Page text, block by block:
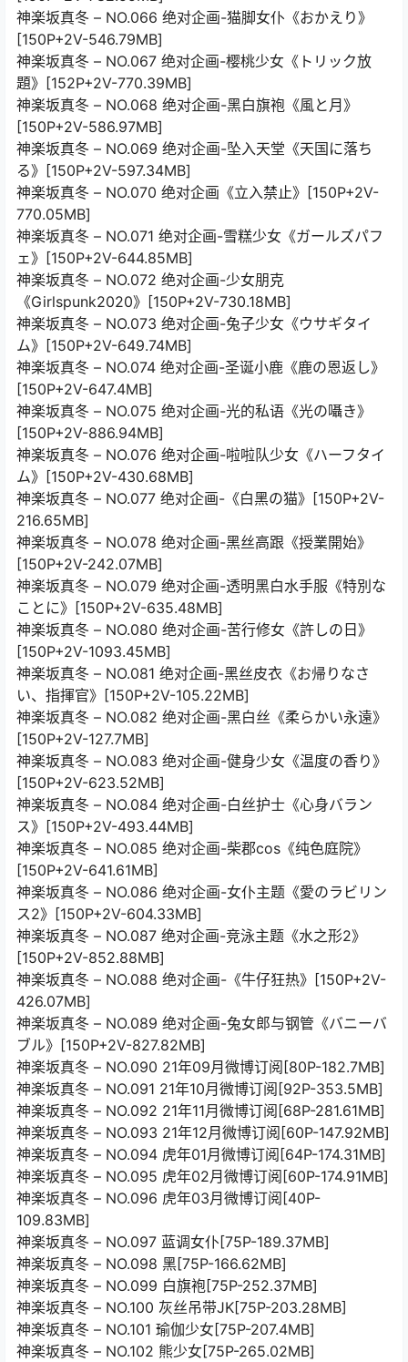
神楽坂真冬 – NO.066 绝对企画-猫脚女仆《おかえり》
[150P+2V-546.79MB]
神楽坂真冬 – NO.067 绝对企画-樱桃少女《トリック放
題》[152P+2V-770.39MB]
神楽坂真冬 – NO.068 绝对企画-黑白旗袍《風と月》
[150P+2V-586.97MB]
神楽坂真冬 – NO.069 绝对企画-坠入天堂《天国に落ち
る》[150P+2V-597.34MB]
神楽坂真冬 – NO.070 绝对企画《立入禁止》[150P+2V-
770.05MB]
神楽坂真冬 – NO.071 绝对企画-雪糕少女《ガールズパフ
ェ》[150P+2V-644.85MB]
神楽坂真冬 – NO.072 绝对企画-少女朋克
《Girlspunk2020》[150P+2V-730.18MB]
神楽坂真冬 – NO.073 绝对企画-兔子少女《ウサギタイ
ム》[150P+2V-649.74MB]
神楽坂真冬 – NO.074 绝对企画-圣诞小鹿《鹿の恩返し》
[150P+2V-647.4MB]
神楽坂真冬 – NO.075 绝对企画-光的私语《光の囁き》
[150P+2V-886.94MB]
神楽坂真冬 – NO.076 绝对企画-啦啦队少女《ハーフタイ
ム》[150P+2V-430.68MB]
神楽坂真冬 – NO.077 绝对企画-《白黑の猫》[150P+2V-
216.65MB]
神楽坂真冬 – NO.078 绝对企画-黑丝高跟《授業開始》
[150P+2V-242.07MB]
神楽坂真冬 – NO.079 绝对企画-透明黑白水手服《特別な
ことに》[150P+2V-635.48MB]
神楽坂真冬 – NO.080 绝对企画-苦行修女《許しの日》
[150P+2V-1093.45MB]
神楽坂真冬 – NO.081 绝对企画-黑丝皮衣《お帰りなさ
い、指揮官》[150P+2V-105.22MB]
神楽坂真冬 – NO.082 绝对企画-黑白丝《柔らかい永遠》
[150P+2V-127.7MB]
神楽坂真冬 – NO.083 绝对企画-健身少女《温度の香り》
[150P+2V-623.52MB]
神楽坂真冬 – NO.084 绝对企画-白丝护士《心身バラン
ス》[150P+2V-493.44MB]
神楽坂真冬 – NO.085 绝对企画-柴郡cos《纯色庭院》
[150P+2V-641.61MB]
神楽坂真冬 – NO.086 绝对企画-女仆主题《愛のラビリン
ス2》[150P+2V-604.33MB]
神楽坂真冬 – NO.087 绝对企画-竞泳主题《水之形2》
[150P+2V-852.88MB]
神楽坂真冬 – NO.088 绝对企画-《牛仔狂热》[150P+2V-
426.07MB]
神楽坂真冬 – NO.089 绝对企画-兔女郎与钢管《バニーバ
ブル》[150P+2V-827.82MB]
神楽坂真冬 – NO.090 21年09月微博订阅[80P-182.7MB]
神楽坂真冬 – NO.091 21年10月微博订阅[92P-353.5MB]
神楽坂真冬 – NO.092 21年11月微博订阅[68P-281.61MB]
神楽坂真冬 – NO.093 21年12月微博订阅[60P-147.92MB]
神楽坂真冬 – NO.094 虎年01月微博订阅[64P-174.31MB]
神楽坂真冬 – NO.095 虎年02月微博订阅[60P-174.91MB]
神楽坂真冬 – NO.096 虎年03月微博订阅[40P-
109.83MB]
神楽坂真冬 – NO.097 蓝调女仆[75P-189.37MB]
神楽坂真冬 – NO.098 黑[75P-166.62MB]
神楽坂真冬 – NO.099 白旗袍[75P-252.37MB]
神楽坂真冬 – NO.100 灰丝吊带JK[75P-203.28MB]
神楽坂真冬 – NO.101 瑜伽少女[75P-207.4MB]
神楽坂真冬 – NO.102 熊少女[75P-265.02MB]